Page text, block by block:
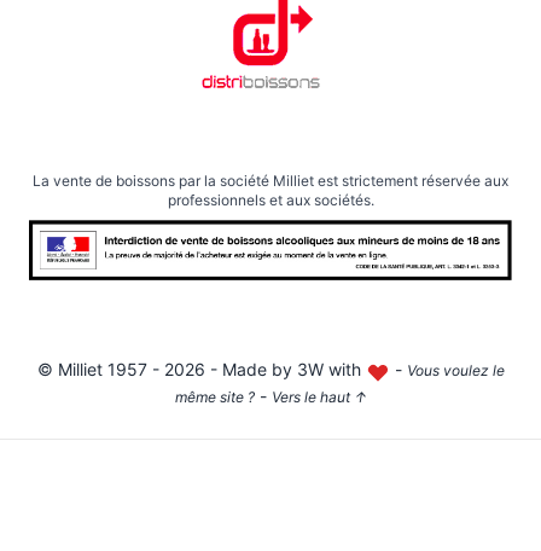
La vente de boissons par la société Milliet est strictement réservée aux
professionnels et aux sociétés.
© Milliet1957 - 2026 - Made by 3W with - Vous voulez le
même site ?- Vers le haut ↑